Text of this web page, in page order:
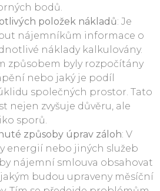
bodů.
položek nákladů: Je
nájemníkům informace o
náklady kalkulovány.
způsobem byly rozpočítány
nebo jaký je podíl
společných prostor. Tato
nejen zvyšuje důvěru, ale
sporů.
způsoby úprav záloh: V
energií nebo jiných služeb
nájemní smlouva obsahovat
budou upraveny měsíční